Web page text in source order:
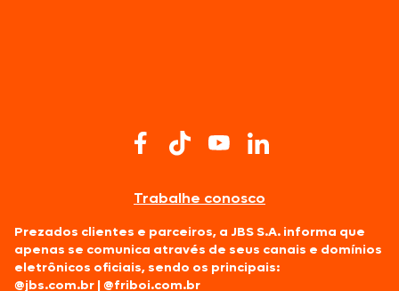
Trabalhe conosco
Prezados clientes e parceiros, a JBS S.A. informa que
apenas se comunica através de seus canais e domínios
eletrônicos oficiais, sendo os principais:
@jbs.com.br |@friboi.com.br